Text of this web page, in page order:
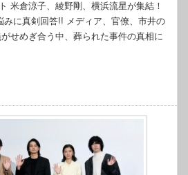
米倉涼子、綾野剛、横浜流星が集結！
みに真剣回答!! メディア、官僚、市井の
せめぎ合う中、葬られた事件の真相に